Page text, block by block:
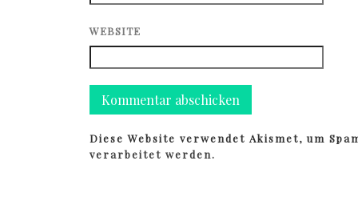
WEBSITE
Diese Website verwendet Akismet, um
verarbeitet werden.